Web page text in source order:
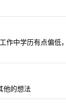
作中学历有点偏低
他的想法